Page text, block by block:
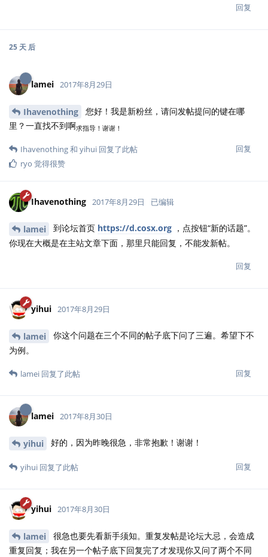
回复
25 天 后
lamei 2017年8月29日
Ihavenothing
您好！我是新粉丝，请问发帖提问的键在哪
里？一直找不到啊求指导！谢谢！
回复
Ihavenothing和 yihui 回复了此帖
ryo 觉得很赞
Ihavenothing 2017年8月29日 已编辑
lamei 到论坛首页 https://d.cosx.org ，点按钮“新的话题”。
你现在大概是在主站文章下面，那里只能回复，不能发新帖。
回复
yihui 2017年8月29日
lamei
你这个问题在三个不同的帖子底下问了三遍。希望下不
为例。
回复
lamei 回复了此帖
lamei 2017年8月30日
yihui 好的，因为昨晚很急，非常抱歉！谢谢！
回复
yihui 回复了此帖
yihui 2017年8月30日
lamei
很急也要先看新手须知。重复发帖是论坛大忌，会造成
重复回复；我在另一个帖子底下回复完了才发现你又问了两个不同